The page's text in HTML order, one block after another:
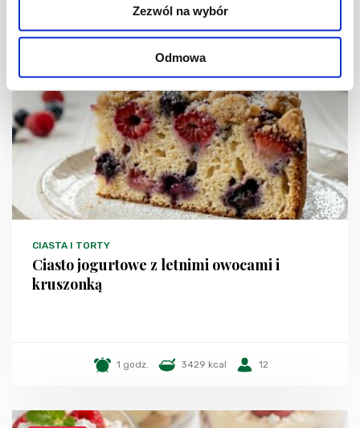
Zezwól na wybór
Odmowa
CIASTA I TORTY
Ciasto jogurtowe z letnimi owocami i
kruszonką
1 godz. 3429 kcal 12